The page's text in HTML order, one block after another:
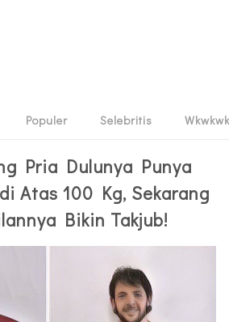
Populer Selebritis Wkwkwk
Pria Dulunya Punya
Atas 100 Kg, Sekarang
Bikin Takjub!